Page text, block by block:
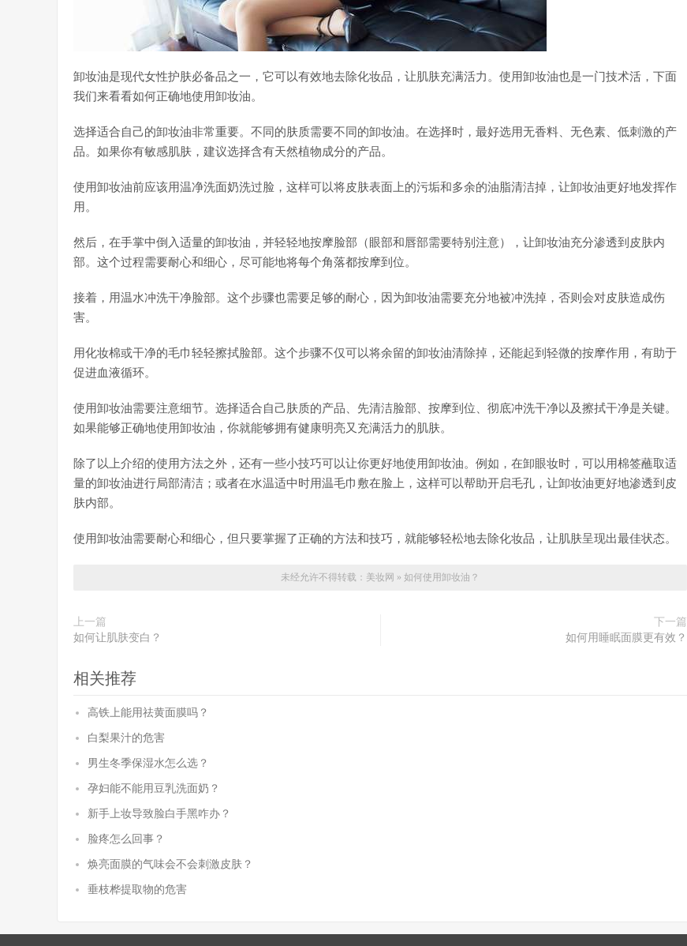
卸妆油是现代女性护肤必备品之一，它可以有效地去除化妆品，让肌肤充满活力。使用卸妆油也是一门技术活，下面
我们来看看如何正确地使用卸妆油。
选择适合自己的卸妆油非常重要。不同的肤质需要不同的卸妆油。在选择时，最好选用无香料、无色素、低刺激的产
品。如果你有敏感肌肤，建议选择含有天然植物成分的产品。
使用卸妆油前应该用温净洗面奶洗过脸，这样可以将皮肤表面上的污垢和多余的油脂清洁掉，让卸妆油更好地发挥作
用。
然后，在手掌中倒入适量的卸妆油，并轻轻地按摩脸部（眼部和唇部需要特别注意），让卸妆油充分渗透到皮肤内
部。这个过程需要耐心和细心，尽可能地将每个角落都按摩到位。
接着，用温水冲洗干净脸部。这个步骤也需要足够的耐心，因为卸妆油需要充分地被冲洗掉，否则会对皮肤造成伤
害。
用化妆棉或干净的毛巾轻轻擦拭脸部。这个步骤不仅可以将余留的卸妆油清除掉，还能起到轻微的按摩作用，有助于
促进血液循环。
使用卸妆油需要注意细节。选择适合自己肤质的产品、先清洁脸部、按摩到位、彻底冲洗干净以及擦拭干净是关键。
如果能够正确地使用卸妆油，你就能够拥有健康明亮又充满活力的肌肤。
除了以上介绍的使用方法之外，还有一些小技巧可以让你更好地使用卸妆油。例如，在卸眼妆时，可以用棉签蘸取适
量的卸妆油进行局部清洁；或者在水温适中时用温毛巾敷在脸上，这样可以帮助开启毛孔，让卸妆油更好地渗透到皮
肤内部。
使用卸妆油需要耐心和细心，但只要掌握了正确的方法和技巧，就能够轻松地去除化妆品，让肌肤呈现出最佳状态。
未经允许不得转载： 美妆网 » 如何使用卸妆油？
上一篇
如何让肌肤变白？
下一篇
如何用睡眠面膜更有效？
相关推荐
高铁上能用祛黄面膜吗？
白梨果汁的危害
男生冬季保湿水怎么选？
孕妇能不能用豆乳洗面奶？
新手上妆导致脸白手黑咋办？
脸疼怎么回事？
焕亮面膜的气味会不会刺激皮肤？
垂枝桦提取物的危害